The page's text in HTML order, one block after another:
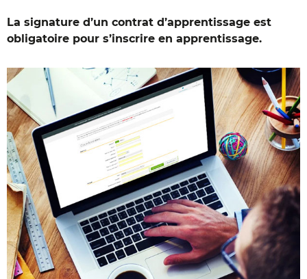
La signature d’un contrat d’apprentissage est
obligatoire pour s’inscrire en apprentissage.